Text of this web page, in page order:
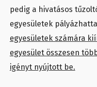
pedig a hivatásos
egyesületek
egyesületek számára
egyesület összesen
igényt nyújtott be.